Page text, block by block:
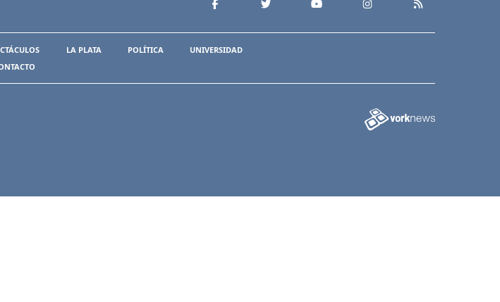
LA PLATA POLÍTICA
UNIVERSIDAD